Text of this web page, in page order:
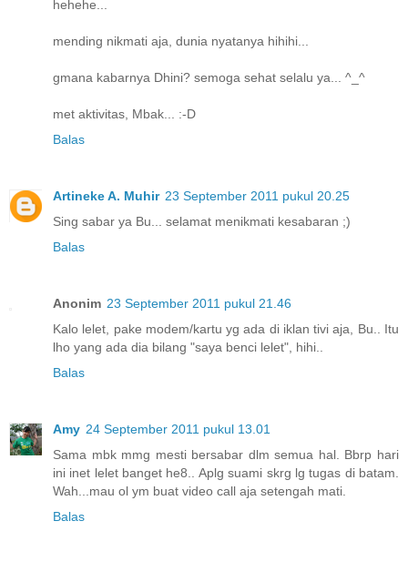
hehehe...
mending nikmati aja, dunia nyatanya hihihi...
gmana kabarnya Dhini? semoga sehat selalu ya... ^_^
met aktivitas, Mbak... :-D
Balas
Artineke A. Muhir 23 September 2011 pukul 20.25
Sing sabar ya Bu... selamat menikmati kesabaran ;)
Balas
Anonim 23 September 2011 pukul 21.46
Kalo lelet, pake modem/kartu yg ada di iklan tivi aja, Bu.. Itu
lho yang ada dia bilang "saya benci lelet", hihi..
Balas
Amy 24 September 2011 pukul 13.01
Sama mbk mmg mesti bersabar dlm semua hal. Bbrp hari
ini inet lelet banget he8.. Aplg suami skrg lg tugas di batam.
Wah...mau ol ym buat video call aja setengah mati.
Balas